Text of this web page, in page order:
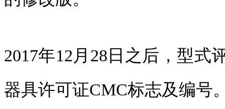
2017年12月28日之后，型式
器具许可证CMC标志及编号